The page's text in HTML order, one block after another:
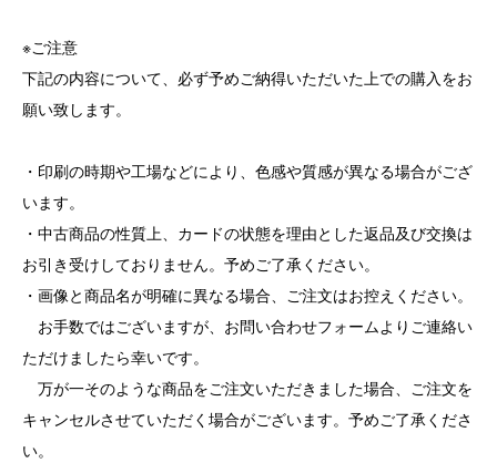
※ご注意
下記の内容について、必ず予めご納得いただいた上での購入をお
願い致します。
・印刷の時期や工場などにより、色感や質感が異なる場合がござ
います。
・中古商品の性質上、カードの状態を理由とした返品及び交換は
お引き受けしておりません。予めご了承ください。
・画像と商品名が明確に異なる場合、ご注文はお控えください。
お手数ではございますが、お問い合わせフォームよりご連絡い
ただけましたら幸いです。
万が一そのような商品をご注文いただきました場合、ご注文を
キャンセルさせていただく場合がございます。予めご了承くださ
い。